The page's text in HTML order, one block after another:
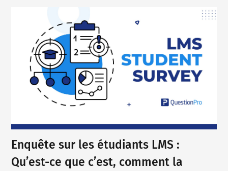
Enquête sur les étudiants LMS :
Qu’est-ce que c’est, comment la